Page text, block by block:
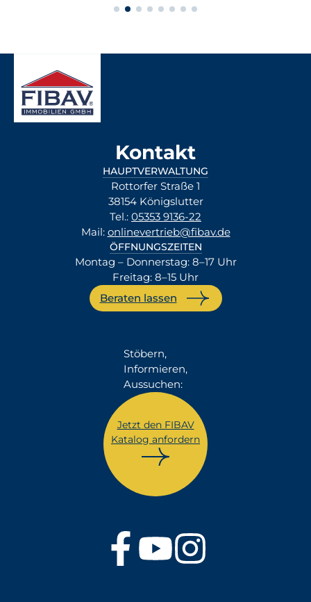
Kontakt
HAUPTVERWALTUNG
Rottorfer Straße 1
38154 Königslutter
Tel.: 05353 9136-22
Mail: onlinevertrieb@fibav.de
ÖFFNUNGSZEITEN
Montag – Donnerstag: 8–17 Uhr
Freitag: 8–15 Uhr
Beraten lassen
Stöbern,
Informieren,
Aussuchen:
Jetzt den FIBAV
Katalog anfordern